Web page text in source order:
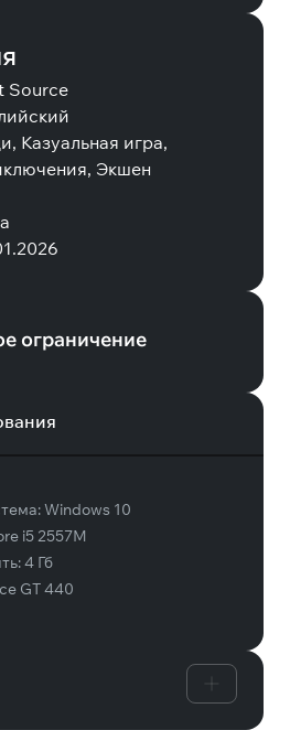
Source
Казуальная игра,
Экшен
ограничение
Windows 10
i5 2557M
4 Гб
GT 440